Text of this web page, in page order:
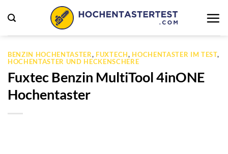
Inhalt
springen
BENZIN HOCHENTASTER, FUXTECH, HOCHENTASTER IM TEST,
HOCHENTASTER UND HECKENSCHERE
Fuxtec Benzin MultiTool 4inONE
Hochentaster